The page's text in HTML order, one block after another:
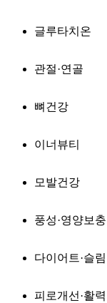
글루타치온
관절·연골
뼈건강
이너뷰티
모발건강
풍성·영양보충
다이어트·슬림
피로개선·활력